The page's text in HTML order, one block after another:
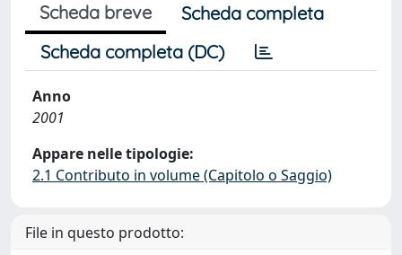
Scheda breve
Scheda completa
Scheda completa (DC)
Anno
2001
Appare nelle tipologie:
2.1 Contributo in volume (Capitolo o Saggio)
File in questo prodotto: